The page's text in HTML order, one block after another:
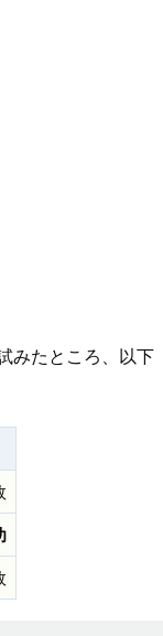
みたところ、以下